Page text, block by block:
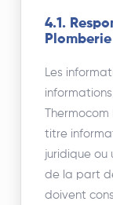
4.1.
Plomberie
Les
titre
juridique ou
de la part
doivent